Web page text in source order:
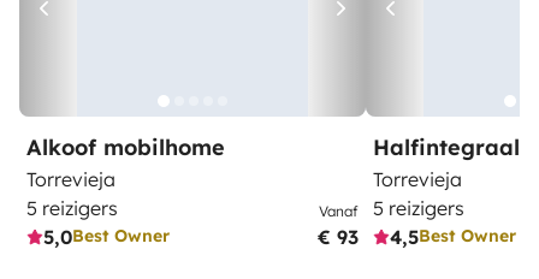
Alkoof mobilhome
Torrevieja
5 reizigers
5,0Best Owner
Vanaf
€ 93
Halfintegraal
Torrevieja
5 reizigers
4,5Best Owner